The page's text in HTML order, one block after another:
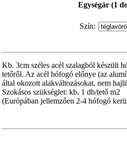
Egységár (1
Szín:
Kb. 3cm széles acél szalagból készült
tetőről. Az acél hófogó előnye (az
által okozott alakváltozásokat, nem
Szokásos szükséglet: kb. 1 db/tető m2
(Európában jellemzően 2-4 hófogó